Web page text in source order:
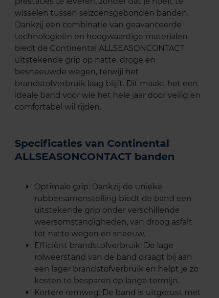
wisselen tussen seizoensgebonden banden.
Dankzij een combinatie van geavanceerde
technologieën en hoogwaardige materialen
biedt de Continental ALLSEASONCONTACT
uitstekende grip op natte, droge en
besneeuwde wegen, terwijl het
brandstofverbruik laag blijft. Dit maakt het een
ideale band voor wie het hele jaar door veilig en
comfortabel wil rijden.
Specificaties van Continental
ALLSEASONCONTACT banden
Optimale grip: Dankzij de unieke
rubbersamenstelling biedt de band een
uitstekende grip onder verschillende
weersomstandigheden, van droog asfalt
tot natte wegen en sneeuw.
Efficiënt brandstofverbruik: De lage
rolweerstand van de band draagt bij aan
een lager brandstofverbruik en helpt je zo
kosten te besparen op lange termijn.
Kortere remweg: De band is uitgerust met